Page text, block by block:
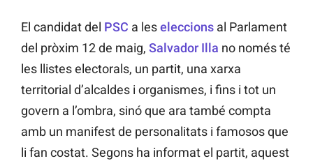
El candidat del PSC a leseleccions al Parlament
del pròxim 12 de maig, Salvador Illa no només té
les llistes electorals, un partit, una xarxa
territorial d’alcaldes i organismes, i fins i tot un
govern a l’ombra, sinó que ara també compta
amb un manifest de personalitats i famosos que
li fan costat. Segons ha informat el partit, aquest